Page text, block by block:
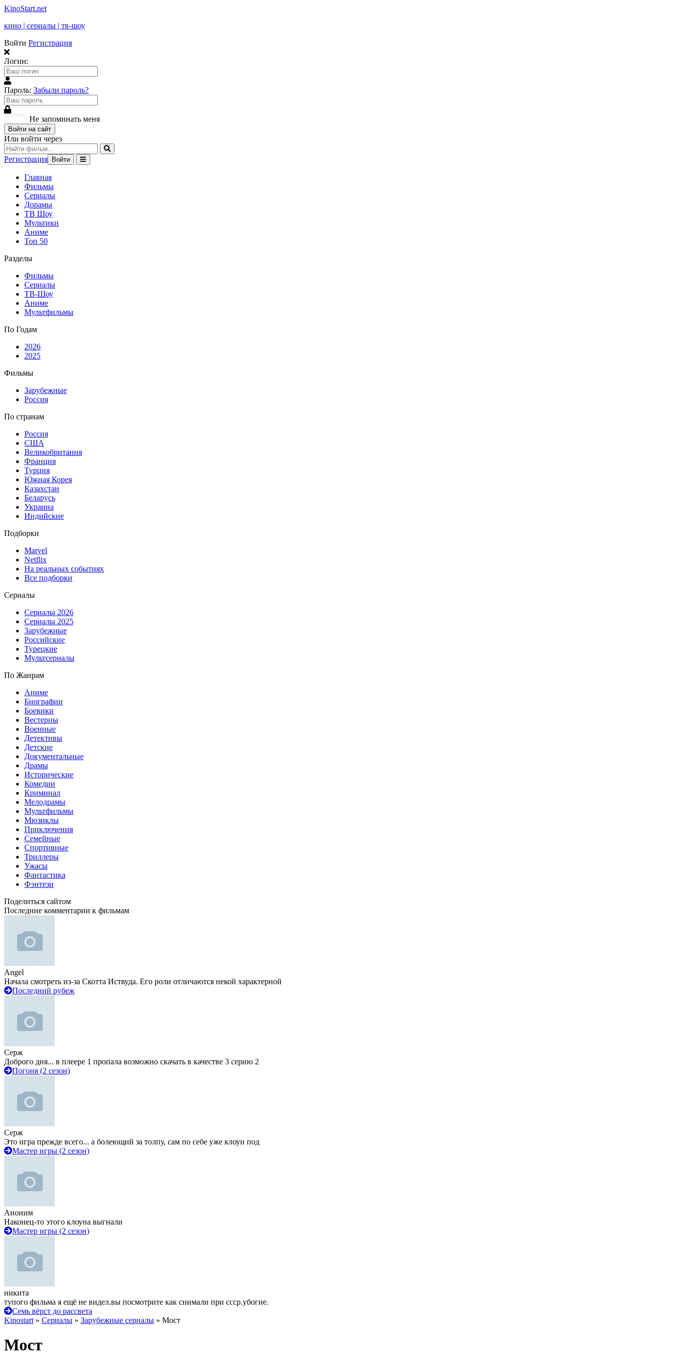
KinoStart.net
кино | сериалы | тв-шоу
Войти Регистрация
Логин:
Пароль: Забыли пароль?
Не запоминать меня
Войти на сайт
Или войти через
Регистрация Войти
Главная
Фильмы
Сериалы
Дорамы
ТВ Шоу
Мультики
Аниме
Топ 50
Разделы
Фильмы
Сериалы
ТВ-Шоу
Аниме
Мультфильмы
По Годам
2026
2025
Фильмы
Зарубежные
Россия
По странам
Россия
США
Великобритания
Франция
Турция
Южная Корея
Казахстан
Беларусь
Украина
Индийские
Подборки
Marvel
Netflix
На реальных событиях
Все подборки
Сериалы
Сериалы 2026
Сериалы 2025
Зарубежные
Российские
Турецкие
Мультсериалы
По Жанрам
Аниме
Биографии
Боевики
Вестерны
Военные
Детективы
Детские
Документальные
Драмы
Исторические
Комедии
Криминал
Мелодрамы
Мультфильмы
Мюзиклы
Приключения
Семейные
Спортивные
Триллеры
Ужасы
Фантастика
Фэнтези
Поделиться сайтом
Последние комментарии к фильмам
Angel
Начала смотреть из-за Скотта Иствуда. Его роли отличаются некой характерной
Последний рубеж
Серж
Доброго дня... в плеере 1 пропала возможно скачать в качестве 3 серию 2
Погоня (2 сезон)
Серж
Это игра прежде всего... а болеющий за толпу, сам по себе уже клоун под
Мастер игры (2 сезон)
Аноним
Наконец-то этого клоуна выгнали
Мастер игры (2 сезон)
никита
тупого фильма я ещё не видел.вы посмотрите как снимали при ссср.убогие.
Семь вёрст до рассвета
Kinostart » Сериалы » Зарубежные сериалы » Мост
Мост